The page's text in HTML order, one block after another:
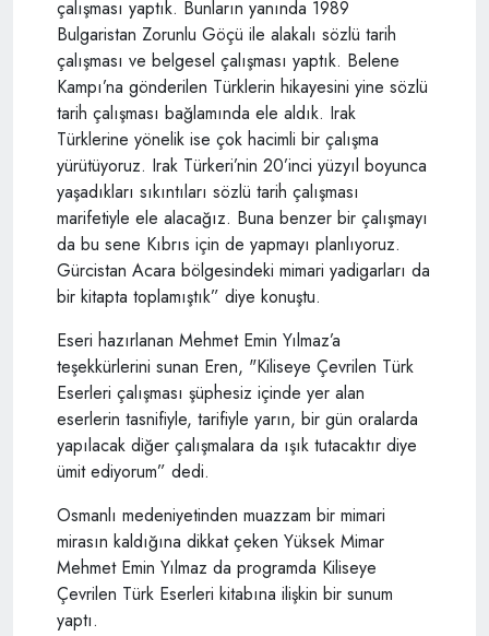
çalışması yaptık. Bunların yanında 1989
Bulgaristan Zorunlu Göçü ile alakalı sözlü tarih
çalışması ve belgesel çalışması yaptık. Belene
Kampı’na gönderilen Türklerin hikayesini yine sözlü
tarih çalışması bağlamında ele aldık. Irak
Türklerine yönelik ise çok hacimli bir çalışma
yürütüyoruz. Irak Türkeri’nin 20’inci yüzyıl boyunca
yaşadıkları sıkıntıları sözlü tarih çalışması
marifetiyle ele alacağız. Buna benzer bir çalışmayı
da bu sene Kıbrıs için de yapmayı planlıyoruz.
Gürcistan Acara bölgesindeki mimari yadigarları da
bir kitapta toplamıştık” diye konuştu.
Eseri hazırlanan Mehmet Emin Yılmaz’a
teşekkürlerini sunan Eren, "Kiliseye Çevrilen Türk
Eserleri çalışması şüphesiz içinde yer alan
eserlerin tasnifiyle, tarifiyle yarın, bir gün oralarda
yapılacak diğer çalışmalara da ışık tutacaktır diye
ümit ediyorum” dedi.
Osmanlı medeniyetinden muazzam bir mimari
mirasın kaldığına dikkat çeken Yüksek Mimar
Mehmet Emin Yılmaz da programda Kiliseye
Çevrilen Türk Eserleri kitabına ilişkin bir sunum
yaptı.